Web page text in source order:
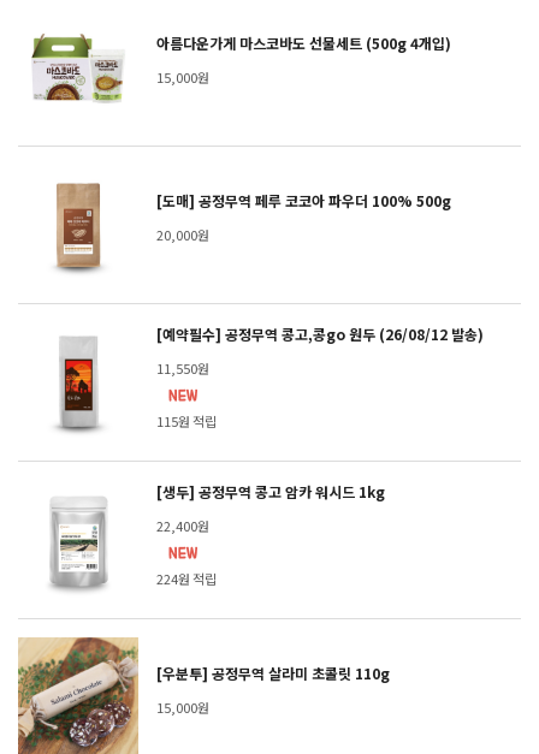
아름다운가게 마스코바도 선물세트 (500g 4개입)
15,000원
[도매] 공정무역 페루 코코아 파우더 100% 500g
20,000원
[예약필수] 공정무역 콩고,콩go 원두 (26/08/12 발송)
11,550원
115원 적립
[생두] 공정무역 콩고 암카 워시드 1kg
22,400원
224원 적립
[우분투] 공정무역 살라미 초콜릿 110g
15,000원